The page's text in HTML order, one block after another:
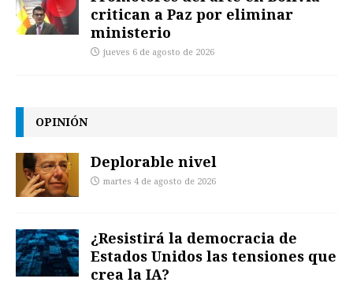
critican a Paz por eliminar
ministerio
jueves 6 de agosto de 2026
OPINIÓN
Deplorable nivel
martes 4 de agosto de 2026
¿Resistirá la democracia de
Estados Unidos las tensiones que
crea la IA?